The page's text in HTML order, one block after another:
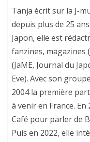
Tanja écrit sur la J-
depuis plus de 25
Japon, elle est
fanzines, magazines
(JaME, Journal du
Eve). Avec son
2004 la première
à venir en France.
Café pour parler de
Puis en 2022, elle